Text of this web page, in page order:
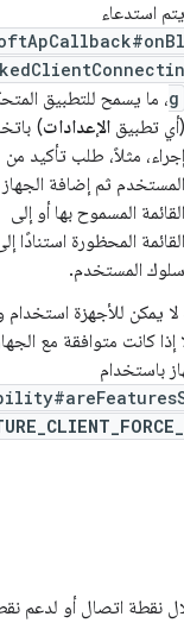
يتم استدعاء
g، ما يسمح للتطبيق
(أي تطبيق الإعدادات)
إجراء، مثلاً، طلب تأكيد من
المستخدم ثم إضافة الجهاز
القائمة المسموح بها أو إلى
القائمة المحظورة استنادًا
سلوك المستخدم.
لا يمكن للأجهزة استخدام
إذا كانت متوافقة مع
باستخدام
نقطة اتصال أو لدعم